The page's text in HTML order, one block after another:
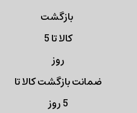
ضمانت بازگشت کالا تا
5 روز